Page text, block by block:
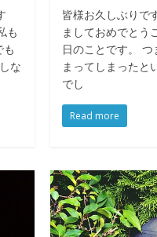
も
な
皆様お久しぶりで
ましておめでとう
日のことです。
まってしまったと
でし
Read more